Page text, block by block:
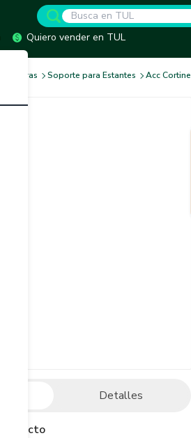
Quiero vender en TUL
Bisagras Soporte para Estantes Acc
Detalles